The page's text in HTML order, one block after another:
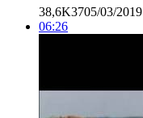
38,6K3705/03/2019
06:26